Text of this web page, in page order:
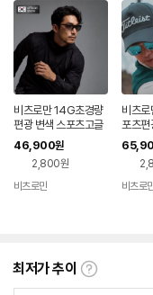
비츠로만 14G초경량
편광 변색 스포츠고글
자전거 골프 선글라스
46,900원
2,800원
비츠로만
비츠
포츠편
전거 러
니스
극강
비츠로
최저가 추이
최